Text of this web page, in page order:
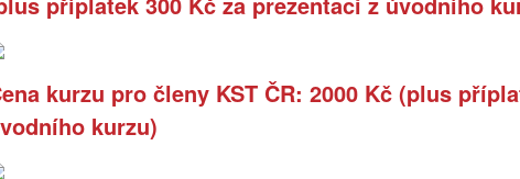
kurzu pro členy KST ČR: 2000 Kč (plus
kurzu)